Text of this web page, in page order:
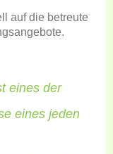
auf die betreute
eines der
eines jeden